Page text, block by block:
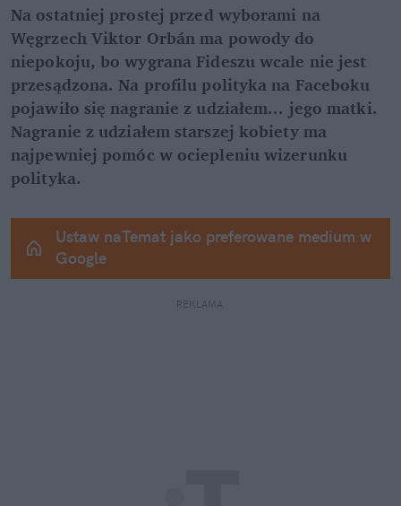
Na ostatniej prostej przed wyborami na
Węgrzech Viktor Orbán ma powody do
niepokoju, bo wygrana Fideszu wcale nie jest
przesądzona. Na profilu polityka na Faceboku
pojawiło się nagranie z udziałem... jego matki.
Nagranie z udziałem starszej kobiety ma
najpewniej pomóc w ociepleniu wizerunku
polityka.
Ustaw naTemat jako preferowane medium w
Google
REKLAMA